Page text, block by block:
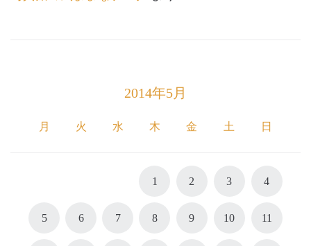
2014年5月
月 火 水 木 金 土 日
1 2 3 4
5 6 7 8 9 10 11